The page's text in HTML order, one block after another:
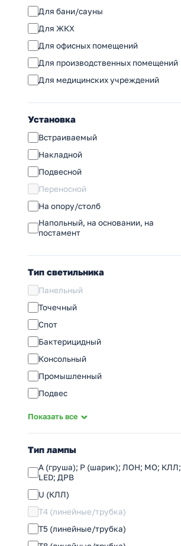
Для бани/сауны
Для ЖКХ
Для офисных помещений
Для производственных помещений
Для медицинских учреждений
Установка
Встраиваемый
Накладной
Подвесной
Переносной
На опору/столб
Напольный, на основании, на
постамент
Тип светильника
Панельный
Точечный
Спот
Бактерицидный
Консольный
Промышленный
Подвес
Сигнальный
Аксессуары
Показать все
Тип лампы
A (груша); P (шарик); ЛОН; МО; КЛЛ;
LED; ДРВ
U (КЛЛ)
T4 (линейные/трубка)
T5 (линейные/трубка)